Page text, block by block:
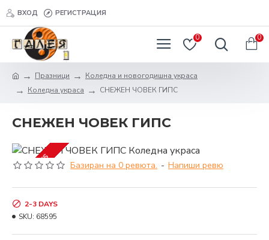
ВХОД РЕГИСТРАЦИЯ
0 0
Празници
Коледна и новогодишна украса
Коледна украса
СНЕЖЕН ЧОВЕК ГИПС
СНЕЖЕН ЧОВЕК ГИПС
2-3 DAYS Базиран на 0 ревюта. - Напиши ревю
2-3 DAYS
SKU: 68595